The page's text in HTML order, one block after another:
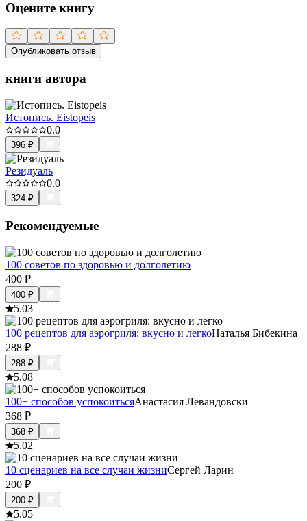
Оцените книгу
Опубликовать отзыв
книги автора
Истопись. Eistopeis
0.0
396 ₽
Резидуаль
0.0
324 ₽
Рекомендуемые
100 советов по здоровью и долголетию
400 ₽
400 ₽
5.03
100 рецептов для аэрогриля: вкусно и легкоНаталья Бибекина
288 ₽
288 ₽
5.08
100+ способов успокоитьсяАнастасия Левандовски
368 ₽
368 ₽
5.02
10 сценариев на все случаи жизниСергей Ларин
200 ₽
200 ₽
5.05